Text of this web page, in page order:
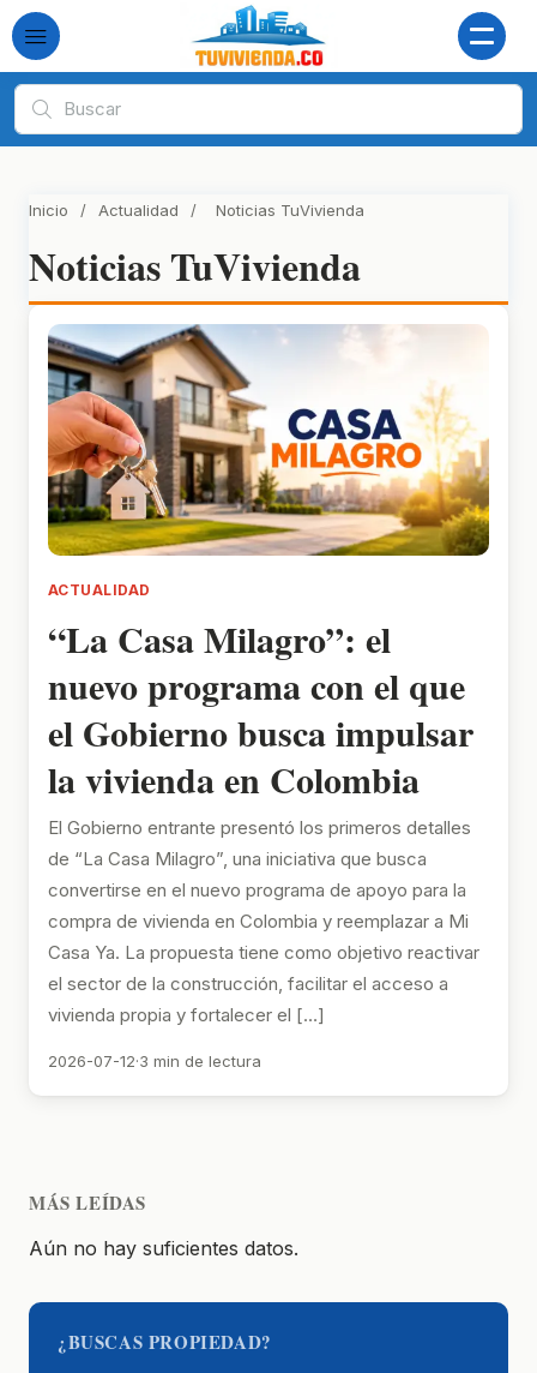
Inicio / Actualidad / Noticias TuVivienda
Noticias TuVivienda
ACTUALIDAD
“La Casa Milagro”: el
nuevo programa con el que
el Gobierno busca impulsar
la vivienda en Colombia
El Gobierno entrante presentó los primeros detalles
de “La Casa Milagro”, una iniciativa que busca
convertirse en el nuevo programa de apoyo para la
compra de vivienda en Colombia y reemplazar a Mi
Casa Ya. La propuesta tiene como objetivo reactivar
el sector de la construcción, facilitar el acceso a
vivienda propia y fortalecer el […]
2026-07-12·3 min de lectura
MÁS LEÍDAS
Aún no hay suficientes datos.
¿BUSCAS PROPIEDAD?